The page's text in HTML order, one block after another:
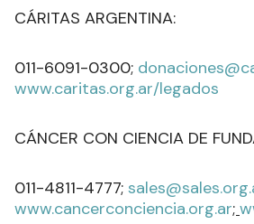
CÁRITAS ARGENTINA:
011-6091-0300;
www.caritas.org.ar/legados
CÁNCER CON CIENCIA DE
011-4811-4777;
www.cancerconciencia.org.ar;